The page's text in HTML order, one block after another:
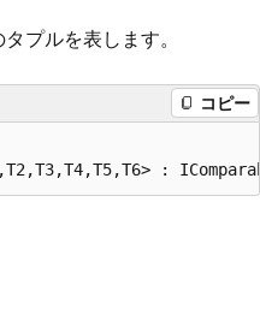
プルを表します。
コピー
: